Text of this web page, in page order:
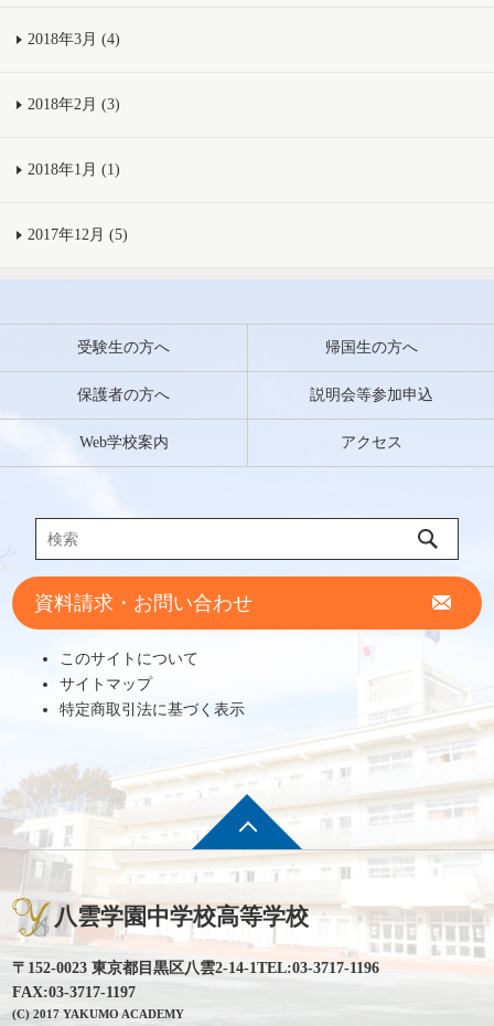
2018年3月 (4)
2018年2月 (3)
2018年1月 (1)
2017年12月 (5)
受験生の方へ 帰国生の方へ
保護者の方へ 説明会等参加申込
Web学校案内 アクセス
資料請求・お問い合わせ
このサイトについて
サイトマップ
特定商取引法に基づく表示
八雲学園中学校高等学校
〒152-0023 東京都目黒区八雲2-14-1TEL:03-3717-1196
FAX:03-3717-1197
(C) 2017 YAKUMO ACADEMY